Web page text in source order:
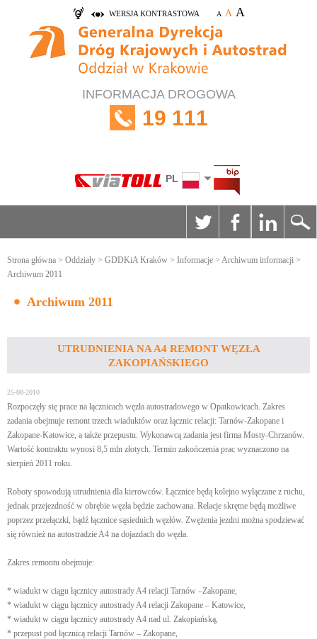
WERSJA KONTRASTOWA A A A
INFORMACJA DROGOWA
19 111
PL
Strona główna > Oddziały > GDDKiA Kraków > Informacje > Archiwum informacji >
Archiwum 2011
Archiwum 2011
UTRUDNIENIA NA A4 REMONT WĘZŁA
ZAKOPIAŃSKIEGO
25-08-2010
Rozpoczęły się prace na łącznicach węzła autostradowego w Opatkowicach. Zakres
zadania obejmuje remont trzech wiaduktów oraz łącznic relacji: Tarnów-Zakopane i
Zakopane-Katowice, a także przepustu. Wykonawcą zadania jest firma Mosty-Chrzanów.
Wartość kontraktu wynosi 8,5 mln złotych. Termin zakończenia prac wyznaczono na
sierpień 2011 roku.
Roboty spowodują utrudnienia dla kierowców. Łącznice będą kolejno wyłączane z ruchu,
jednak przejezdność w obrębie węzła będzie zachowana. Relacje skrętne będą możliwe
poprzez przełączki, bądź łącznice sąsiednich węzłów. Zwężenia jezdni można spodziewać
się również na autostradzie A4 na dojazdach do węzła.
Zakres remontu obejmuje:
* wiadukt w ciągu łącznicy autostrady A4 relacji Tarnów –Zakopane,
* wiadukt w ciągu łącznicy autostrady A4 relacji Zakopane – Katowice,
* wiadukt w ciągu łącznicy autostrady A4 nad ul. Zakopiańską,
* przepust pod łącznicą relacji Tarnów – Zakopane,